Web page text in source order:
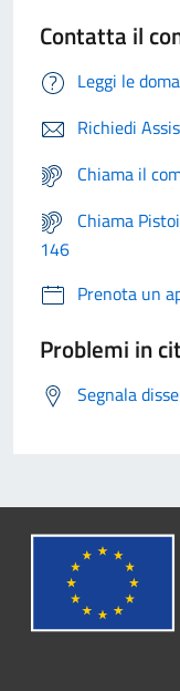
Contatta il
Leggi le
Richiedi
Chiama il
Chiama
146
Prenota un
Problemi in
Segnala